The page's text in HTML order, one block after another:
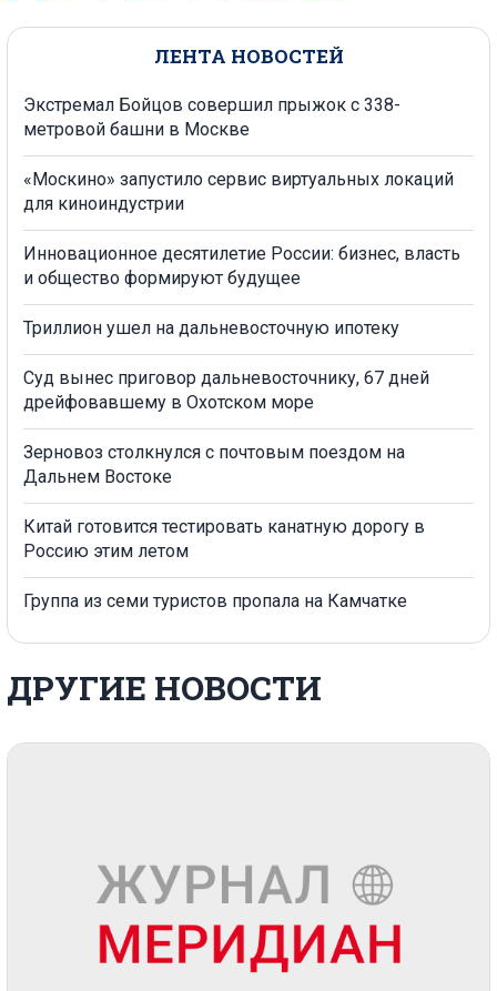
ЛЕНТА НОВОСТЕЙ
Экстремал Бойцов совершил прыжок с 338-
метровой башни в Москве
«Москино» запустило сервис виртуальных локаций
для киноиндустрии
Инновационное десятилетие России: бизнес, власть
и общество формируют будущее
Триллион ушел на дальневосточную ипотеку
Суд вынес приговор дальневосточнику, 67 дней
дрейфовавшему в Охотском море
Зерновоз столкнулся с почтовым поездом на
Дальнем Востоке
Китай готовится тестировать канатную дорогу в
Россию этим летом
Группа из семи туристов пропала на Камчатке
ДРУГИЕ НОВОСТИ